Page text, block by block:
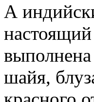
А
шайя,